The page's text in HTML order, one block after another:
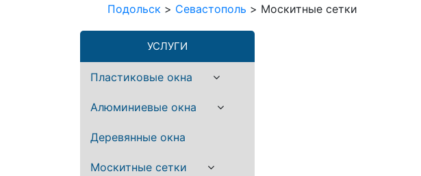
Подольск > Севастополь > Москитные сетки
УСЛУГИ
Пластиковые окна
Алюминиевые окна
Деревянные окна
Москитные сетки